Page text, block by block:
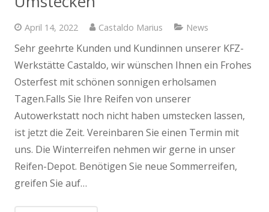
April 14, 2022 Castaldo Marius News
Sehr geehrte Kunden und Kundinnen unserer KFZ-
Werkstätte Castaldo, wir wünschen Ihnen ein Frohes
Osterfest mit schönen sonnigen erholsamen
Tagen.Falls Sie Ihre Reifen von unserer
Autowerkstatt noch nicht haben umstecken lassen,
ist jetzt die Zeit. Vereinbaren Sie einen Termin mit
uns. Die Winterreifen nehmen wir gerne in unser
Reifen-Depot. Benötigen Sie neue Sommerreifen,
greifen Sie auf…